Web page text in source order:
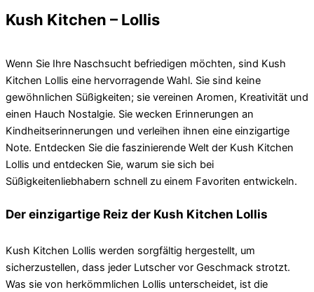
Kush Kitchen – Lollis
Wenn Sie Ihre Naschsucht befriedigen möchten, sind Kush
Kitchen Lollis eine hervorragende Wahl. Sie sind keine
gewöhnlichen Süßigkeiten; sie vereinen Aromen, Kreativität und
einen Hauch Nostalgie. Sie wecken Erinnerungen an
Kindheitserinnerungen und verleihen ihnen eine einzigartige
Note. Entdecken Sie die faszinierende Welt der Kush Kitchen
Lollis und entdecken Sie, warum sie sich bei
Süßigkeitenliebhabern schnell zu einem Favoriten entwickeln.
Der einzigartige Reiz der Kush Kitchen Lollis
Kush Kitchen Lollis werden sorgfältig hergestellt, um
sicherzustellen, dass jeder Lutscher vor Geschmack strotzt.
Was sie von herkömmlichen Lollis unterscheidet, ist die